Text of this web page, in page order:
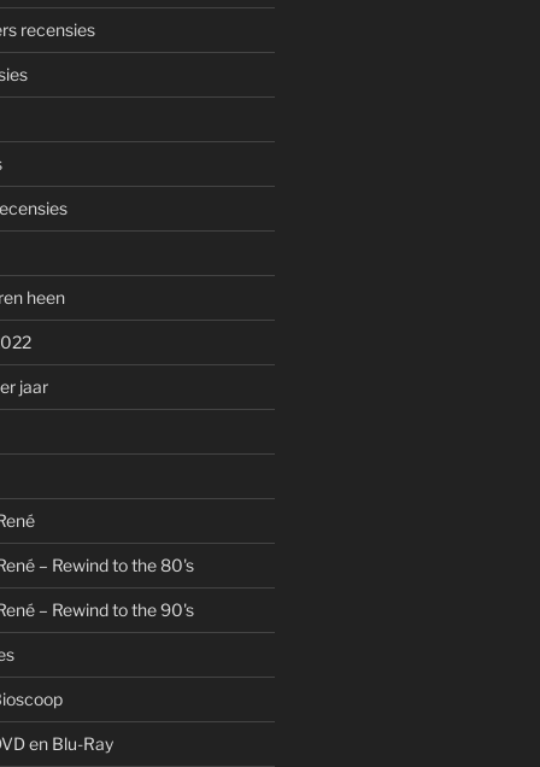
recensies
heen
jaar
– Rewind to the 80's
– Rewind to the 90's
en Blu-Ray